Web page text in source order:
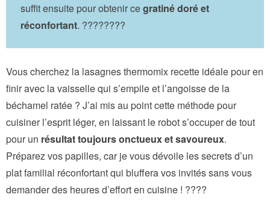
suffit ensuite pour obtenir cegratiné doré et
réconfortant. ????????
Vous cherchez la lasagnes thermomix recette idéale pour en
finir avec la vaisselle qui s’empile et l’angoisse de la
béchamel ratée ? J’ai mis au point cette méthode pour
cuisiner l’esprit léger, en laissant le robot s’occuper de tout
pour un résultat toujours onctueux et savoureux.
Préparez vos papilles, car je vous dévoile les secrets d’un
plat familial réconfortant qui bluffera vos invités sans vous
demander des heures d’effort en cuisine ! ????